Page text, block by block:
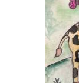
ОСОБЕННОСТЕЙ
«Жизненный
исследования
рисуночных